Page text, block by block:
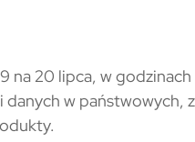
na 20 lipca, w
danych w państwowych,